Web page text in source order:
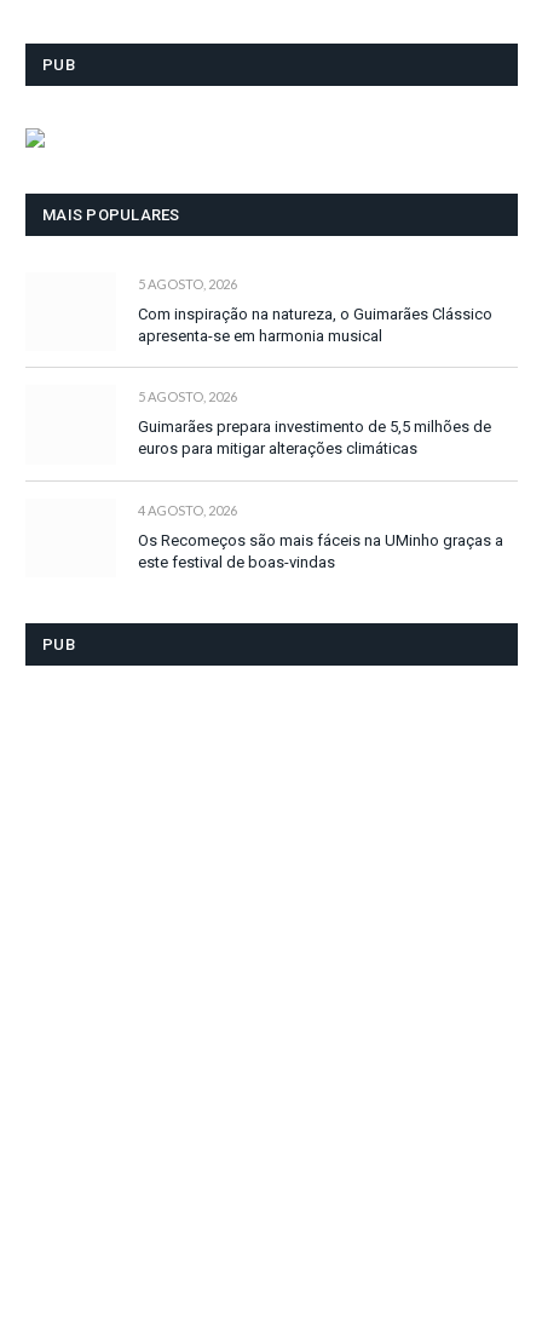
PUB
MAIS POPULARES
5 AGOSTO, 2026
Com inspiração na natureza, o Guimarães Clássico
apresenta-se em harmonia musical
5 AGOSTO, 2026
Guimarães prepara investimento de 5,5 milhões de
euros para mitigar alterações climáticas
4 AGOSTO, 2026
Os Recomeços são mais fáceis na UMinho graças a
este festival de boas-vindas
PUB